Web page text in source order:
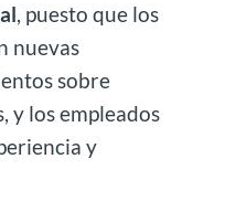
, puesto que los
nuevas
sobre
y los empleados
y